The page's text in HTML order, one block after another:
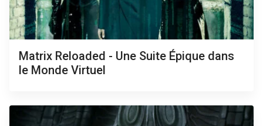
Matrix Reloaded - Une Suite Épique dans
le Monde Virtuel